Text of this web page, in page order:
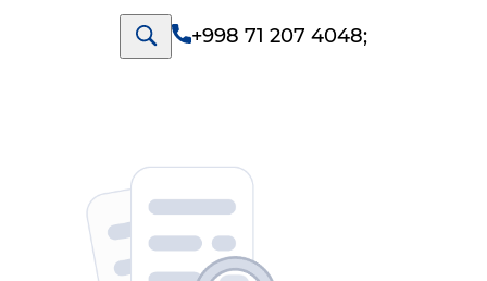
+998 71 207 4048;